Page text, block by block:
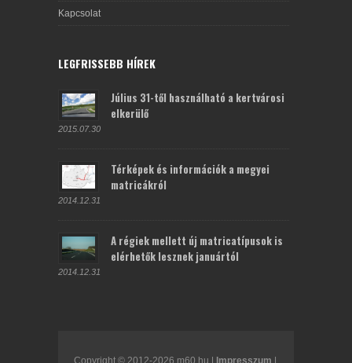
Kapcsolat
LEGFRISSEBB HÍREK
Július 31-től használható a kertvárosi
elkerülő
2015.07.30
Térképek és információk a megyei
matricákról
2014.12.31
A régiek mellett új matricatípusok is
elérhetők lesznek januártól
2014.12.31